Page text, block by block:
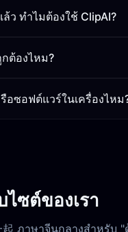
ว ทำไมต้องใช้ ClipAI?
ต้องไหม?
อซอฟต์แวร์ในเครื่องไหม
ซต์ของเรา
ภาษาจีนกลางสำหรับ "